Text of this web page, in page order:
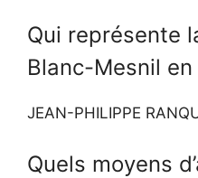
Qui représente
Blanc-Mesnil
JEAN-PHILIPPE
Quels moyens